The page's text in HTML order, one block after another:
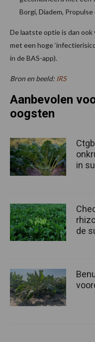
Borgi, Diadem, Propulse
De laatste optie is dan
met een hoge
in de BAS-app).
Bron en beeld: IRS
Aanbevolen
oogsten
in
de